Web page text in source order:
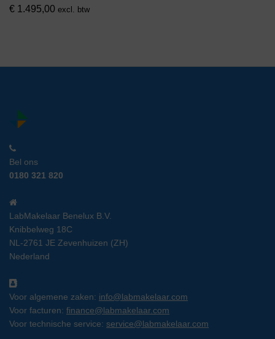
€ 1.495,00 excl. btw
Bel ons
0180 321 820
LabMakelaar Benelux B.V.
Knibbelweg 18C
NL-2761 JE Zevenhuizen (ZH)
Nederland
Voor algemene zaken: info@labmakelaar.com
Voor facturen: finance@labmakelaar.com
Voor technische service: service@labmakelaar.com